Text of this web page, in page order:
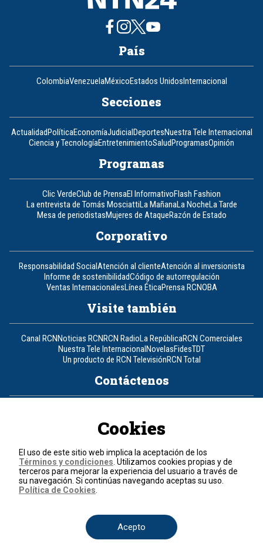
País
ColombiaVenezuelaMéxicoEstados UnidosInternacional
Secciones
ActualidadPolíticaEconomíaJudicialDeportesNuestra Tele Internacional
Ciencia y TecnologíaEntretenimientoSaludProgramasOpinión
Programas
Clic VerdeClub de PrensaEl InformativoFlash Fashion
La entrevista de Tomás MosciattiLa MañanaLa NocheLa Tarde
Mesa de periodistasMujeres de AtaqueRazón de Estado
Corporativo
Responsabilidad SocialAtención al clienteAtención al inversionista
Informe de sostenibilidadCódigo de autorregulación
Ventas InternacionalesLínea ÉticaPrensa RCNOBA
Visite también
Canal RCNNoticias RCNRCN RadioLa RepúblicaRCN Comerciales
Nuestra Tele InternacionalNovelasFidesTDT
Un producto de RCN TelevisiónRCN Total
Contáctenos
Política de cookies
Términos y condiciones
© 2026, RCN Medios.
Todos los derechos reservados.
Cookies
El uso de este sitio web implica la aceptación de los
Términos y condiciones . Utilizamos cookies propias y de
terceros para mejorar la experiencia del usuario a través de
su navegación. Si continúas navegando aceptas su uso.
Política de Cookies
Acepto